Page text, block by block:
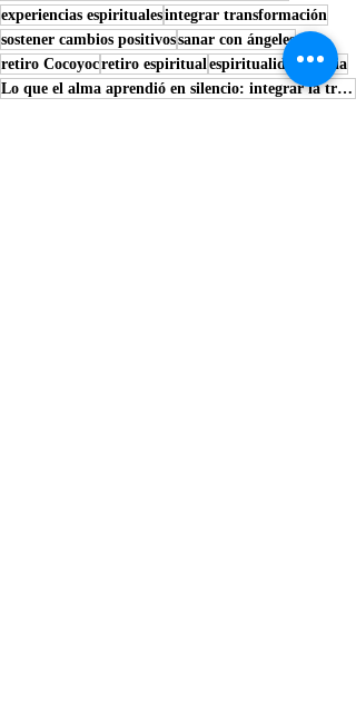
experiencias espiritualesintegrar transformación
sostener cambios positivossanar con ángeles
retiro Cocoyocretiro espiritualespiritualidad diaria
Lo que el alma aprendió en silencio: integrar la transformación después de un retiro.